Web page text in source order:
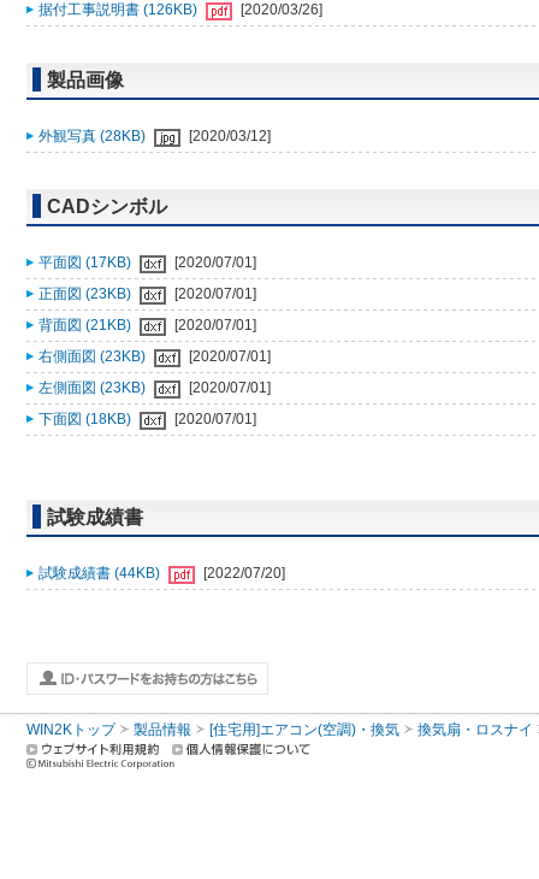
据付工事説明書 (126KB) [2020/03/26]
製品画像
外観写真 (28KB) [2020/03/12]
CADシンボル
平面図 (17KB)
[2020/07/01]
正面図 (23KB)
[2020/07/01]
背面図 (21KB)
[2020/07/01]
右側面図 (23KB)
[2020/07/01]
左側面図 (23KB)
[2020/07/01]
下面図 (18KB)
[2020/07/01]
試験成績書
試験成績書 (44KB) [2022/07/20]
WIN2Kトップ 製品情報 [住宅用]エアコン(空調)・換気 換気扇・ロスナイ